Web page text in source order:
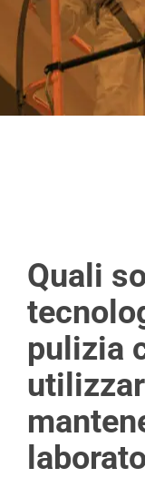
Chi Siamo
Video
Quali
pulizia